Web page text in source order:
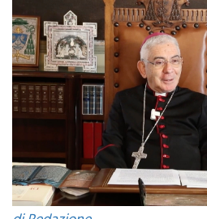
di Redazione